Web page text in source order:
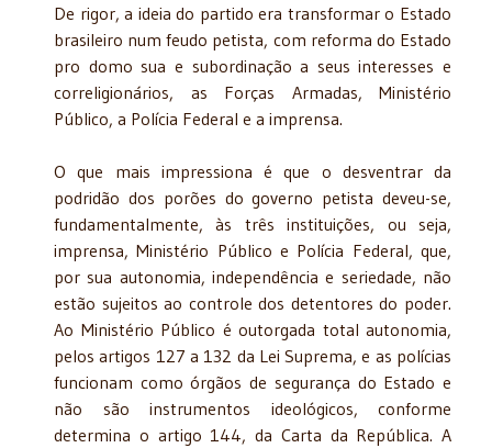
De rigor, a ideia do partido era transformar o Estado
brasileiro num feudo petista, com reforma do Estado
pro domo sua e subordinação a seus interesses e
correligionários, as Forças Armadas, Ministério
Público, a Polícia Federal e a imprensa.
O que mais impressiona é que o desventrar da
podridão dos porões do governo petista deveu-se,
fundamentalmente, às três instituições, ou seja,
imprensa, Ministério Público e Polícia Federal, que,
por sua autonomia, independência e seriedade, não
estão sujeitos ao controle dos detentores do poder.
Ao Ministério Público é outorgada total autonomia,
pelos artigos 127 a 132 da Lei Suprema, e as polícias
funcionam como órgãos de segurança do Estado e
não são instrumentos ideológicos, conforme
determina o artigo 144, da Carta da República. A